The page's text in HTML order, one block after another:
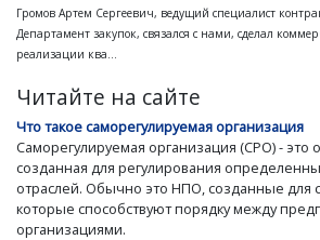
Громов Артем Сергеевич, ведущий специалист
Департамент закупок, связался с нами, сделал
реализации ква...
Читайте на сайте
Что такое саморегулируемая организация
Саморегулируемая организация (СРО) - это
созданная для регулирования
отраслей. Обычно это НПО, созданные для
которые способствуют порядку между
организациями.